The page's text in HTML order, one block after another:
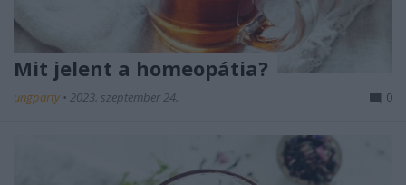
Mit jelent a homeopátia?
ungparty • 2023. szeptember 24. 0